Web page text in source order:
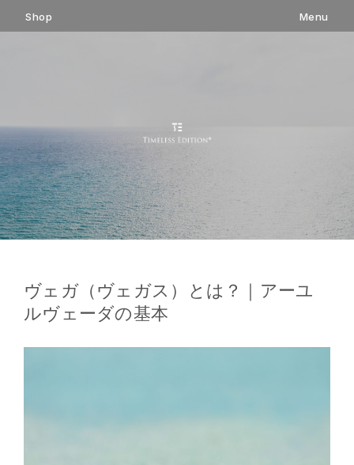
Shop Menu
ン
ス
キ
ッ
プ
ヴェガ（ヴェガス）とは？｜アーユ
ルヴェーダの基本